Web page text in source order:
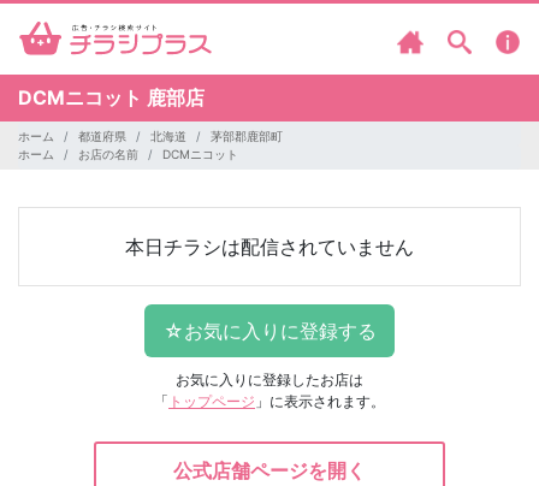
DCMニコット 鹿部店
ホーム 都道府県 北海道
茅部郡鹿部町
ホーム
お店の名前 DCMニコット
本日チラシは配信されていません
お気に入りに登録したお店は
「 トップページ 」に表示されます。
公式店舗ページを開く